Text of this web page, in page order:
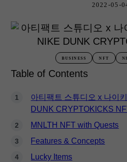
2022-05-
BUSINESS NFT
Table of Contents
아티팩트 스튜디오 x 나이
DUNK CRYPTOKICKS
MNLTH NFT with Quests
Features & Concepts
Lucky Items